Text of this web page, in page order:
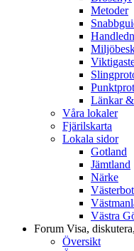
Metoder
Länkar
Våra lokaler
Fjärilskarta
Lokala sidor
Gotland
Jämtland
Närke
Västra
Forum Visa,
Översikt